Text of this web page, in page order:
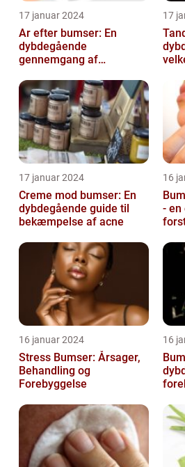
17 januar 2024
Ar efter bumser: En
dybdegående
gennemgang af
og forebyggelse
17
17 januar 2024
Creme mod bumser: En
dybdegående guide til
bekæmpelse af acne
16
- en
16 januar 2024
Stress Bumser: Årsager,
Behandling og
Forebyggelse
16